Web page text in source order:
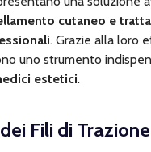
cutaneo e
. Grazie alla loro
uno strumento
estetici.
Fili di Trazione